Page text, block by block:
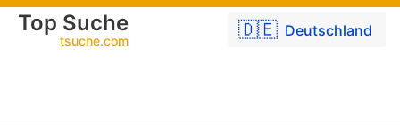
🇩🇪 Deutschland
Top Suche
tsuche.com